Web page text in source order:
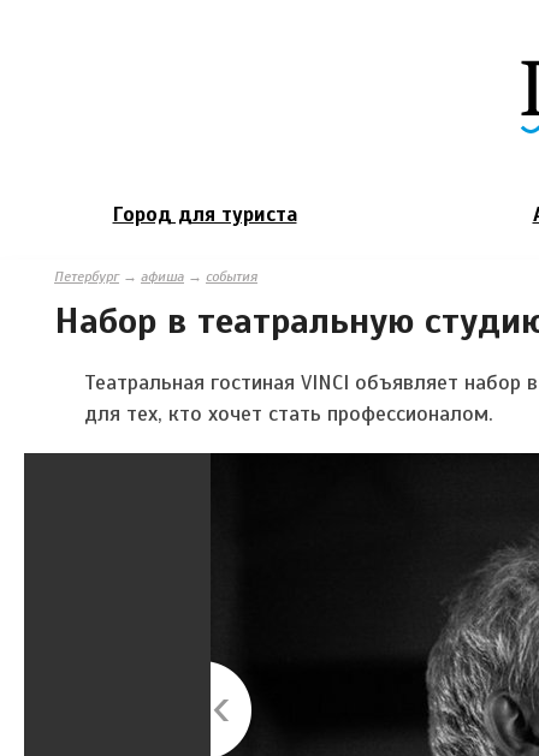
Город для туриста
Петербург→ афиша → события
Набор в театральную студию
Театральная гостиная VINCI объявляет набор
для тех, кто хочет стать профессионалом.